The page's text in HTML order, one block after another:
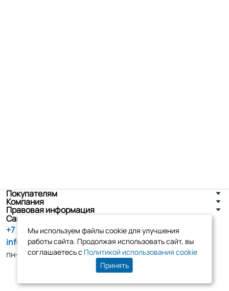
Покупателям
Компания
Правовая информация
Санкт-Петербург, ул. Новоселов д. 8
+7 (800) 555-86-90
info@tk-elko.ru
пн-пт, 10:00 - 18:00
Мы используем файлы cookie для улучшения
работы сайта. Продолжая использовать сайт, вы
соглашаетесь с Политикой использования cookie
Принять